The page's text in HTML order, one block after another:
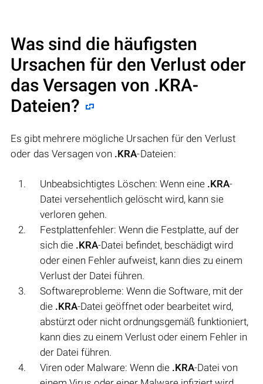
Was sind die häufigsten
Ursachen für den Verlust oder
das Versagen von .KRA-
Dateien?
Es gibt mehrere mögliche Ursachen für den Verlust
oder das Versagen von .KRA-Dateien:
Unbeabsichtigtes Löschen: Wenn eine .KRA-
Datei versehentlich gelöscht wird, kann sie
verloren gehen.
Festplattenfehler: Wenn die Festplatte, auf der
sich die .KRA-Datei befindet, beschädigt wird
oder einen Fehler aufweist, kann dies zu einem
Verlust der Datei führen.
Softwareprobleme: Wenn die Software, mit der
die .KRA-Datei geöffnet oder bearbeitet wird,
abstürzt oder nicht ordnungsgemäß funktioniert,
kann dies zu einem Verlust oder einem Fehler in
der Datei führen.
Viren oder Malware: Wenn die .KRA-Datei von